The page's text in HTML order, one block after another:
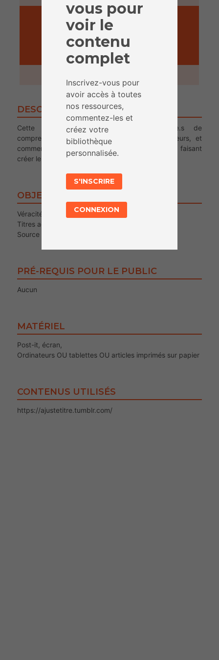
ACTIVITÉ
DESCRIPTION
Cette activité permettra aux participant.e.s de
comprendre à quoi servent les titres accrocheurs, et
comment ils sont fabriqués notamment en leur faisant
créer leurs propres titres d’articles.
OBJECTIFS
Véracité de l’information
Titres accrocheurs
Source d’information
PRÉ-REQUIS POUR LE PUBLIC
Aucun
MATÉRIEL
Post-it, écran,
Ordinateurs OU tablettes OU articles imprimés sur papier
CONTENUS UTILISÉS
https://ajustetitre.tumblr.com/
vous pour
voir le
contenu
complet
Inscrivez-vous pour
avoir accès à toutes
nos ressources,
commentez-les et
créez votre
bibliothèque
personnalisée.
S'INSCRIRE
CONNEXION